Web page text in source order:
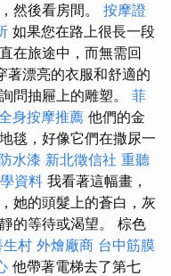
然後看房間。 按摩證
如果您在路上很長一段
在旅途中，而無需回
著漂亮的衣服和舒適的
問抽屜上的雕塑。 菲
身按摩推薦 他們的金
毯，好像它們在撒尿一
防水漆 新北徵信社 重聽
資料 我看著這幅畫，
她的頭髮上的蒼白，灰
的等待或渴望。 棕色
生村 外燴廠商 台中筋膜
他帶著電梯去了第七